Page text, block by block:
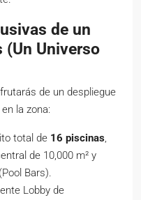
de un
(Un Universo
de un despliegue
la zona:
total de 16 piscinas
de 10,000 m² y
Bars).
Lobby de